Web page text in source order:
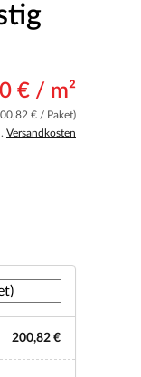
€ / m²
€ / Paket)
Versandkosten
200,82 €